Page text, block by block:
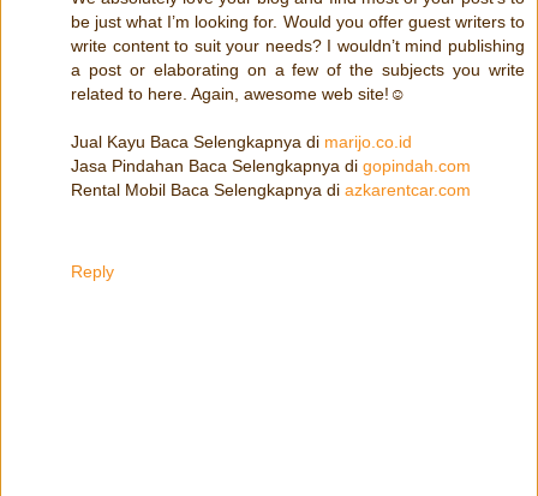
be just what I’m looking for. Would you offer guest writers to
write content to suit your needs? I wouldn’t mind publishing
a post or elaborating on a few of the subjects you write
related to here. Again, awesome web site!☺️
Jual Kayu Baca Selengkapnya di marijo.co.id
Jasa Pindahan Baca Selengkapnya di gopindah.com
Rental Mobil Baca Selengkapnya di azkarentcar.com
Reply